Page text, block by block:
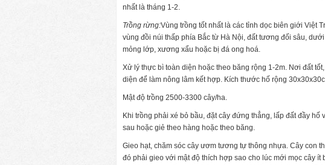
nhất là tháng 1-2.
Trồng rừng:Vùng trồng tốt nhất là các tỉnh dọc biên giới Việt
vùng đồi núi thấp phía Bắc từ Hà Nội, đất tương đối sâu,
mỏng lớp, xương xẩu hoặc bị đá ong hoá.
Xử lý thực bì toàn diện hoặc theo băng rộng 1-2m. Nơi đất
diện để làm nông lâm kết hợp. Kích thước hố rộng
Mật độ trồng 2500-3300 cây/ha.
Khi trồng phải xé bỏ bầu, đặt cây đứng thẳng, lấp đất đầy
sau hoặc giẻ theo hàng hoặc theo băng.
Gieo hạt, chăm sóc cây ươm tương tự thông nhựa. Cây con
đó phải gieo với mật độ thích hợp sao cho lúc mới mọc cây